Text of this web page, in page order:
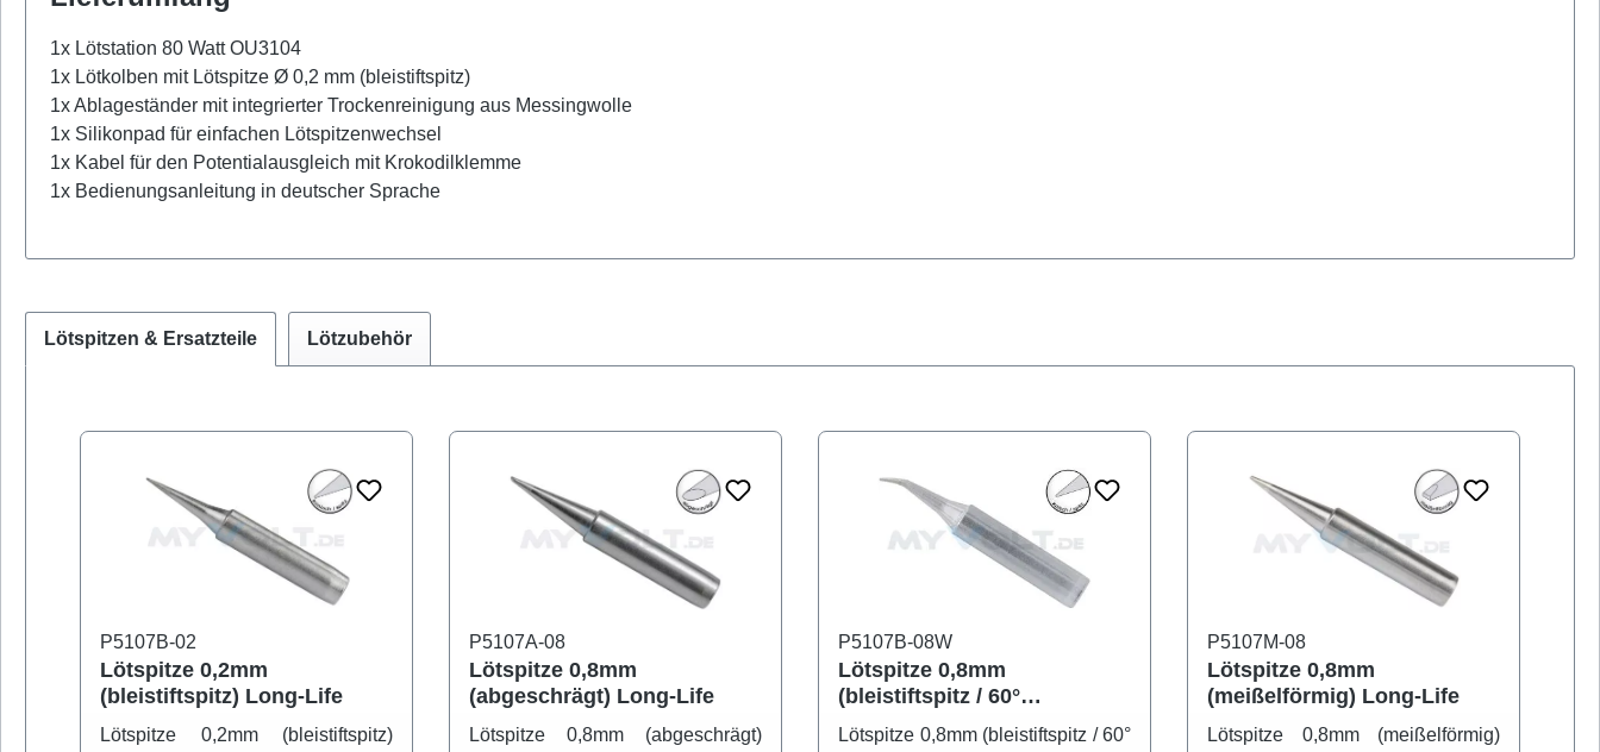
1x Lötstation 80 Watt OU3104
1x Lötkolben mit Lötspitze Ø 0,2 mm (bleistiftspitz)
1x Ablageständer mit integrierter Trockenreinigung aus Messingwolle
1x Silikonpad für einfachen Lötspitzenwechsel
1x Kabel für den Potentialausgleich mit Krokodilklemme
1x Bedienungsanleitung in deutscher Sprache
Lötspitzen & Ersatzteile Lötzubehör
P5107B-02
Lötspitze 0,2mm
(bleistiftspitz) Long-Life
Lötspitze 0,2mm (bleistiftspitz)
P5107A-08
Lötspitze 0,8mm
(abgeschrägt) Long-Life
Lötspitze 0,8mm (abgeschrägt)
P5107B-08W
Lötspitze 0,8mm
(bleistiftspitz / 60°
abgewinkelt) Long-Life
Lötspitze 0,8mm (bleistiftspitz / 60°
P5107M-08
Lötspitze 0,8mm
(meißelförmig) Long-Life
Lötspitze 0,8mm (meißelförmig)